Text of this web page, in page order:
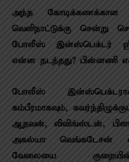
அந்த கோடிக்கணக்கான
வெளிநாட்டுக்கு சென்று
போலீஸ் இன்ஸ்பெக்டர்
என்ன நடந்தது? பின்னணி
போலீஸ் இன்ஸ்பெக்டராக
கம்பீரமாகவும்,
ஆதவன், லிவிங்ஸ்டன்,
அகல்யா வெங்கடேசன்
வேலையை